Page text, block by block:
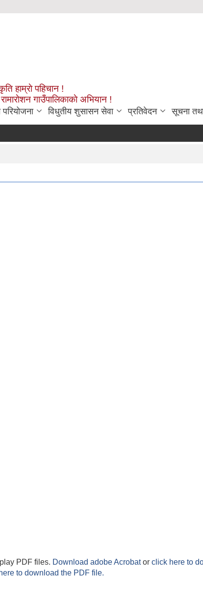
हाम्राे पहिचान !
गाउँपालिकाकाे अभियान !
विधुतीय शुसासन सेवा प्रतिवेदन सूचना
PDF files. Download adobe Acrobator click here to
to download the PDF file.